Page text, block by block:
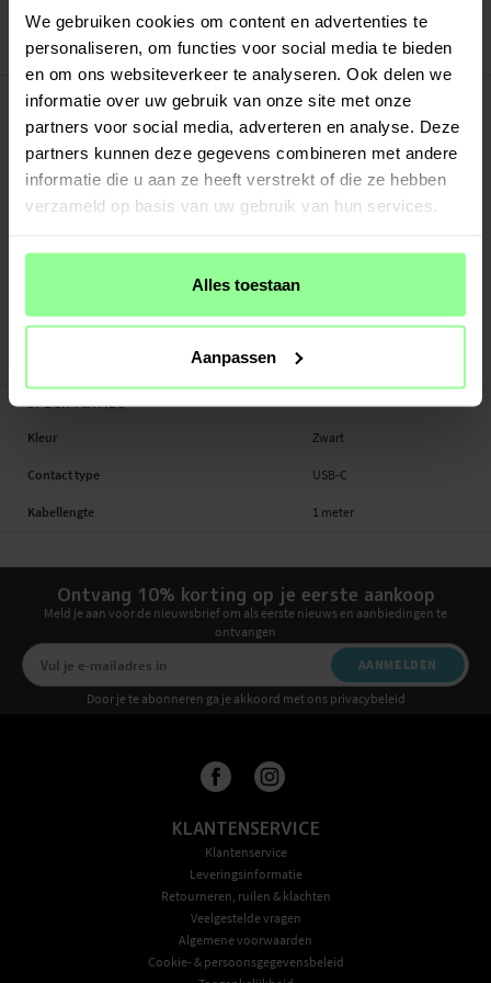
We gebruiken cookies om content en advertenties te
personaliseren, om functies voor social media te bieden
en om ons websiteverkeer te analyseren. Ook delen we
informatie over uw gebruik van onze site met onze
partners voor social media, adverteren en analyse. Deze
partners kunnen deze gegevens combineren met andere
informatie die u aan ze heeft verstrekt of die ze hebben
verzameld op basis van uw gebruik van hun services.
Alles toestaan
Aanpassen
30 dagen retourrecht
Art number:64743
PRODUCTBESCHRIJVING
Laad je telefoon snel en gemakkelijk op met deze slimme draadloze
oplaadstandaard. Met ondersteuning voor maximaal 15W draadloos opladen,
als verticaal plaatsen, ideaal om te streamen, lezen of bellen terwijl je aan het
Input: 9V/2A, 12V/1.5A
SPECIFICATIES -
Kleur Zwart
Contact type USB-C
Kabellengte 1 meter
Ontvang 10% korting op je eerste aankoop
Meld je aan voor de nieuwsbrief om als eerste nieuws en aanbiedingen te
ontvangen
AANMELDEN
Door je te abonneren ga je akkoord met ons privacybeleid
KLANTENSERVICE
Klantenservice
Leveringsinformatie
Retourneren, ruilen & klachten
Veelgestelde vragen
Algemene voorwaarden
Cookie- & persoonsgegevensbeleid